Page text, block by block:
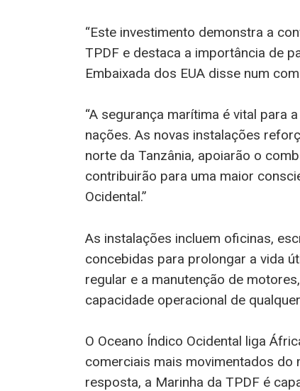
“Este investimento demonstra a
TPDF e destaca a importância de
Embaixada dos EUA disse num
“A segurança marítima é vital para
nações. As novas instalações
norte da Tanzânia, apoiarão o
contribuirão para uma maior
Ocidental.”
As instalações incluem oficinas,
concebidas para prolongar a vida
regular e a manutenção de
capacidade operacional de
O Oceano Índico Ocidental liga
comerciais mais movimentados do
resposta, a Marinha da TPDF é